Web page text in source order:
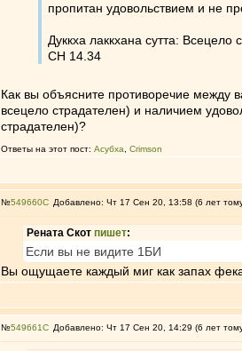
пропитан удовольствием и не
Дуккха лаккхана сутта: Всецело
СН 14.34
Как вы объясните противоречие между
всецело страдателен) и наличием
страдателен)?
Ответы на этот пост: Асубха Crimson
№549660 Добавлено: Чт 17 Сен 20, 13:58 (6 лет
Рената Скот пишет:
Если вы не видите 1БИ
Вы ощущаете каждый миг как запах
№549661 Добавлено: Чт 17 Сен 20, 14:29 (6 лет